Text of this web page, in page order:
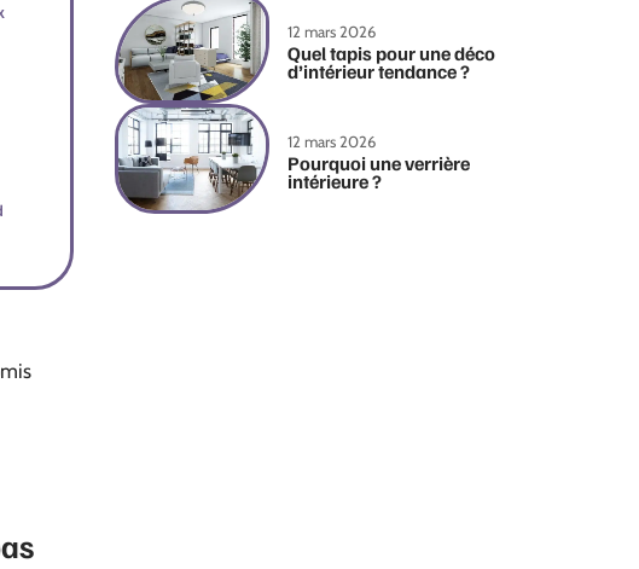
12 mars 2026
Quel tapis pour une déco
d’intérieur tendance ?
12 mars 2026
Pourquoi une verrière
intérieure ?